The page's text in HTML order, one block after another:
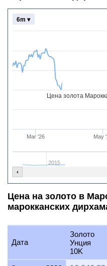
Цена золота
Mar '26 May
2015
6m ▾
Цена на золото в
марокканских
Дата
Золото
Унция
10K